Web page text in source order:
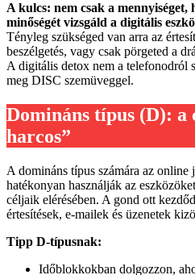
A kulcs: nem csak a mennyiséget,
minőségét vizsgáld a digitális
Tényleg szükséged van arra az
beszélgetés, vagy csak pörgeted a
A digitális detox nem a telefonodról
meg DISC szemüveggel.
Domináns típus (D):
harcos”
A domináns típus számára az
hatékonyan használják az
céljaik elérésében. A gond ott
értesítések, e-mailek és üzenetek
Tipp D-típusnak:
Időblokkokban dolgozzon,